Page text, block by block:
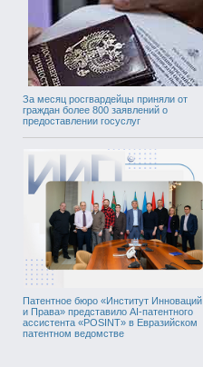
За месяц росгвардейцы приняли от
граждан более 800 заявлений о
предоставлении госуслуг
Патентное бюро «Институт Инноваций
и Права» представило AI-патентного
ассистента «POSINT» в Евразийском
патентном ведомстве